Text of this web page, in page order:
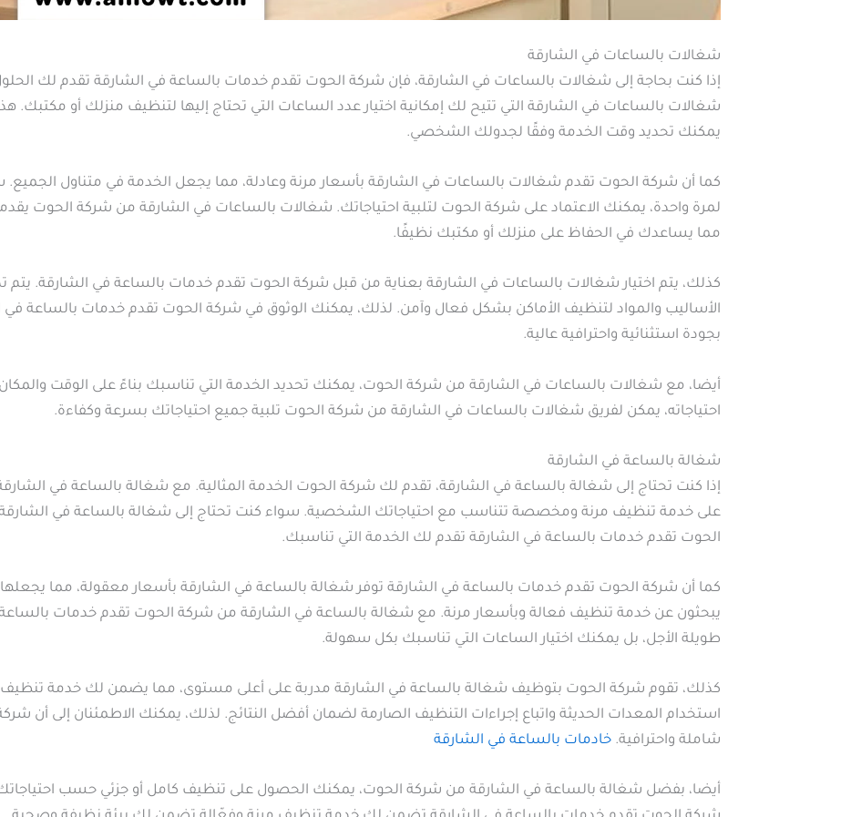
شغالات بالساعات في الشارقة
إذا كنت بحاجة إلى شغالات بالساعات في الشارقة، فإن شركة الحوت تقدم خدمات بالساعة في الشارقة تقدم لك
شغالات بالساعات في الشارقة التي تتيح لك إمكانية اختيار عدد الساعات التي تحتاج إليها لتنظيف منزلك أو مكتبك.
يمكنك تحديد وقت الخدمة وفقًا لجدولك الشخصي.
كما أن شركة الحوت تقدم شغالات بالساعات في الشارقة بأسعار مرنة وعادلة، مما يجعل الخدمة في متناول
لمرة واحدة، يمكنك الاعتماد على شركة الحوت لتلبية احتياجاتك. شغالات بالساعات في الشارقة من شركة الحوت
مما يساعدك في الحفاظ على منزلك أو مكتبك نظيفًا.
كذلك، يتم اختيار شغالات بالساعات في الشارقة بعناية من قبل شركة الحوت تقدم خدمات بالساعة في الشارقة.
الأساليب والمواد لتنظيف الأماكن بشكل فعال وآمن. لذلك، يمكنك الوثوق في شركة الحوت تقدم خدمات بالساعة
بجودة استثنائية واحترافية عالية.
أيضا، مع شغالات بالساعات في الشارقة من شركة الحوت، يمكنك تحديد الخدمة التي تناسبك بناءً على الوقت
احتياجاته، يمكن لفريق شغالات بالساعات في الشارقة من شركة الحوت تلبية جميع احتياجاتك بسرعة وكفاءة.
شغالة بالساعة في الشارقة
إذا كنت تحتاج إلى شغالة بالساعة في الشارقة، تقدم لك شركة الحوت الخدمة المثالية. مع شغالة بالساعة في
على خدمة تنظيف مرنة ومخصصة تتناسب مع احتياجاتك الشخصية. سواء كنت تحتاج إلى شغالة بالساعة في الشارقة
الحوت تقدم خدمات بالساعة في الشارقة تقدم لك الخدمة التي تناسبك.
كما أن شركة الحوت تقدم خدمات بالساعة في الشارقة توفر شغالة بالساعة في الشارقة بأسعار معقولة، مما يجعلها
يبحثون عن خدمة تنظيف فعالة وبأسعار مرنة. مع شغالة بالساعة في الشارقة من شركة الحوت تقدم خدمات بالساعة في
طويلة الأجل، بل يمكنك اختيار الساعات التي تناسبك بكل سهولة.
كذلك، تقوم شركة الحوت بتوظيف شغالة بالساعة في الشارقة مدربة على أعلى مستوى، مما يضمن لك خدمة تنظيف
استخدام المعدات الحديثة واتباع إجراءات التنظيف الصارمة لضمان أفضل النتائج. لذلك، يمكنك الاطمئنان إلى أن
شاملة واحترافية. خادمات بالساعة في الشارقة
أيضا، بفضل شغالة بالساعة في الشارقة من شركة الحوت، يمكنك الحصول على تنظيف كامل أو جزئي حسب